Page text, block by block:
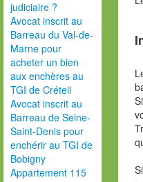
judiciaire ?
Avocat inscrit au
Barreau du Val-de-
Marne pour
acheter un bien
aux enchères au
TGI de Créteil
Avocat inscrit au
Barreau de Seine-
Saint-Denis pour
enchérir au TGI de
Bobigny
Appartement 115